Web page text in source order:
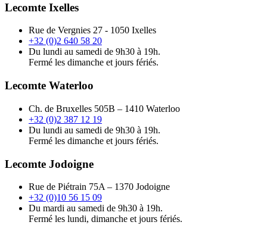
Lecomte Ixelles
Rue de Vergnies 27 - 1050 Ixelles
+32 (0)2 640 58 20
Du lundi au samedi de 9h30 à 19h.
Fermé les dimanche et jours fériés.
Lecomte Waterloo
Ch. de Bruxelles 505B – 1410 Waterloo
+32 (0)2 387 12 19
Du lundi au samedi de 9h30 à 19h.
Fermé les dimanche et jours fériés.
Lecomte Jodoigne
Rue de Piétrain 75A – 1370 Jodoigne
+32 (0)10 56 15 09
Du mardi au samedi de 9h30 à 19h.
Fermé les lundi, dimanche et jours fériés.